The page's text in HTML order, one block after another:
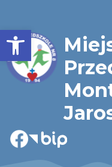
Otwórz pasek narzędzi